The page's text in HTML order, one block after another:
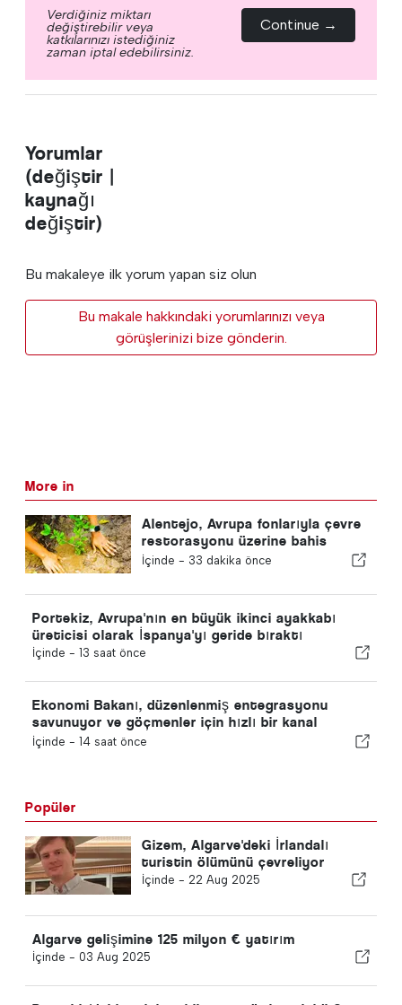
Verdiğiniz miktarı
değiştirebilir veya
katkılarınızı istediğiniz
zaman iptal edebilirsiniz.
Continue →
Yorumlar
(değiştir |
kaynağı
değiştir)
Bu makaleye ilk yorum yapan siz olun
Bu makale hakkındaki yorumlarınızı veya
görüşlerinizi bize gönderin.
More in
Alentejo, Avrupa fonlarıyla çevre
restorasyonu üzerine bahis
yapıyor
İçinde - 33 dakika önce
Portekiz, Avrupa'nın en büyük ikinci ayakkabı
üreticisi olarak İspanya'yı geride bıraktı
İçinde - 13 saat önce
Ekonomi Bakanı, düzenlenmiş entegrasyonu
savunuyor ve göçmenler için hızlı bir kanal
sağlıyor
İçinde - 14 saat önce
Popüler
Gizem, Algarve'deki İrlandalı
turistin ölümünü çevreliyor
İçinde - 22 Aug 2025
Algarve gelişimine 125 milyon € yatırım
İçinde - 03 Aug 2025